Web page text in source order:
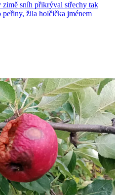
sníh přikrýval střechy tak
žila holčička jménem